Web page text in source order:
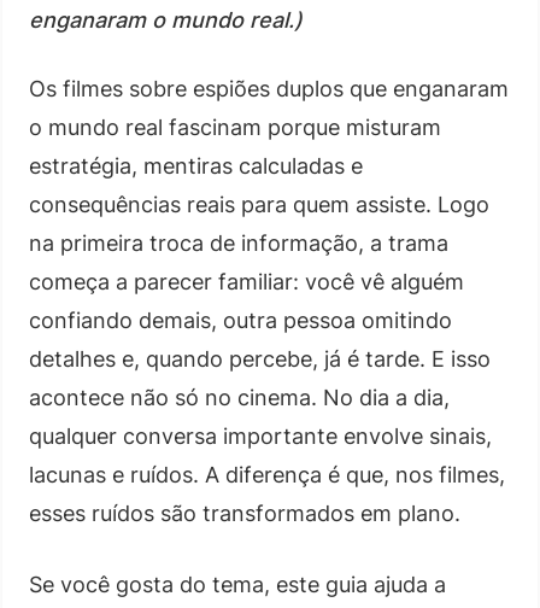
enganaram o mundo real.)
Os filmes sobre espiões duplos que enganaram
o mundo real fascinam porque misturam
estratégia, mentiras calculadas e
consequências reais para quem assiste. Logo
na primeira troca de informação, a trama
começa a parecer familiar: você vê alguém
confiando demais, outra pessoa omitindo
detalhes e, quando percebe, já é tarde. E isso
acontece não só no cinema. No dia a dia,
qualquer conversa importante envolve sinais,
lacunas e ruídos. A diferença é que, nos filmes,
esses ruídos são transformados em plano.
Se você gosta do tema, este guia ajuda a